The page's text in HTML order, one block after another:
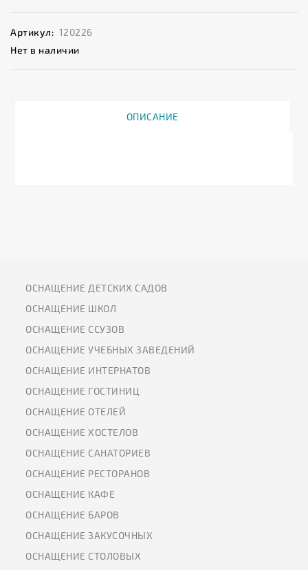
Артикул: 120226
Нет в наличии
ОПИСАНИЕ
ОСНАЩЕНИЕ ДЕТСКИХ САДОВ
ОСНАЩЕНИЕ ШКОЛ
ОСНАЩЕНИЕ ССУЗОВ
ОСНАЩЕНИЕ УЧЕБНЫХ ЗАВЕДЕНИЙ
ОСНАЩЕНИЕ ИНТЕРНАТОВ
ОСНАЩЕНИЕ ГОСТИНИЦ
ОСНАЩЕНИЕ ОТЕЛЕЙ
ОСНАЩЕНИЕ ХОСТЕЛОВ
ОСНАЩЕНИЕ САНАТОРИЕВ
ОСНАЩЕНИЕ РЕСТОРАНОВ
ОСНАЩЕНИЕ КАФЕ
ОСНАЩЕНИЕ БАРОВ
ОСНАЩЕНИЕ ЗАКУСОЧНЫХ
ОСНАЩЕНИЕ СТОЛОВЫХ